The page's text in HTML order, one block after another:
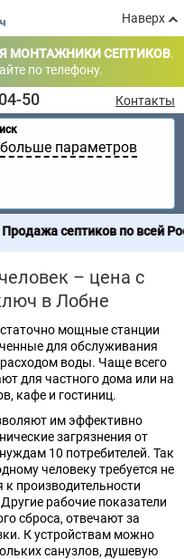
Наверх
МОНТАЖНИКИ СЕПТИКОВ.
по телефону.
50 Контакты
больше параметров
по всей России -
– цена с
в Лобне
мощные станции
для обслуживания
воды. Чаще всего
для частного дома или на
кафе и гостиниц.
им эффективно
загрязнения от
10 потребителей. Так
человеку требуется не
производительности
рабочие показатели
сброса, отвечают за
К устройствам можно
санузлов, душевую